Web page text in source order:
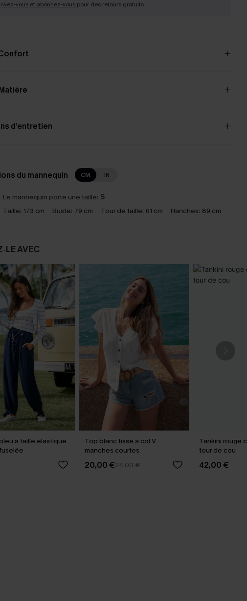
vous et abonnez-vous pour des retours gratuits !
d’entretien
du mannequin CM IN
Le mannequin porte une taille: S
Taille: 173 cm Buste: 79 cm Tour de taille: 61 cm Hanches: 89 cm
AVEC
à taille élastique
Top blanc tissé à col V
manches courtes
20,00 €24,00 €
Tankini rouge
tour de cou
42,00 €